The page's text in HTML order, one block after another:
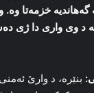
خزمه‌تا
د وی واری دا ژی
بنێره‌، د وارێ